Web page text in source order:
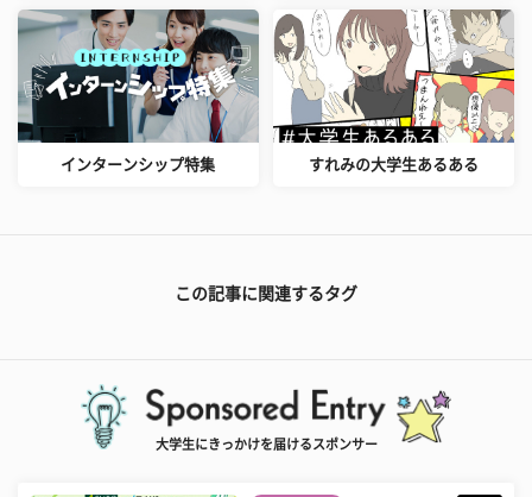
インターンシップ特集 すれみの大学生あるある
この記事に関連するタグ
大学生にきっかけを届けるスポンサー